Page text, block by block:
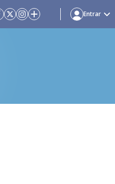
Entrar